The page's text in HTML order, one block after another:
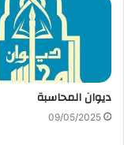
ديوان المحاسبة
09/05/2025